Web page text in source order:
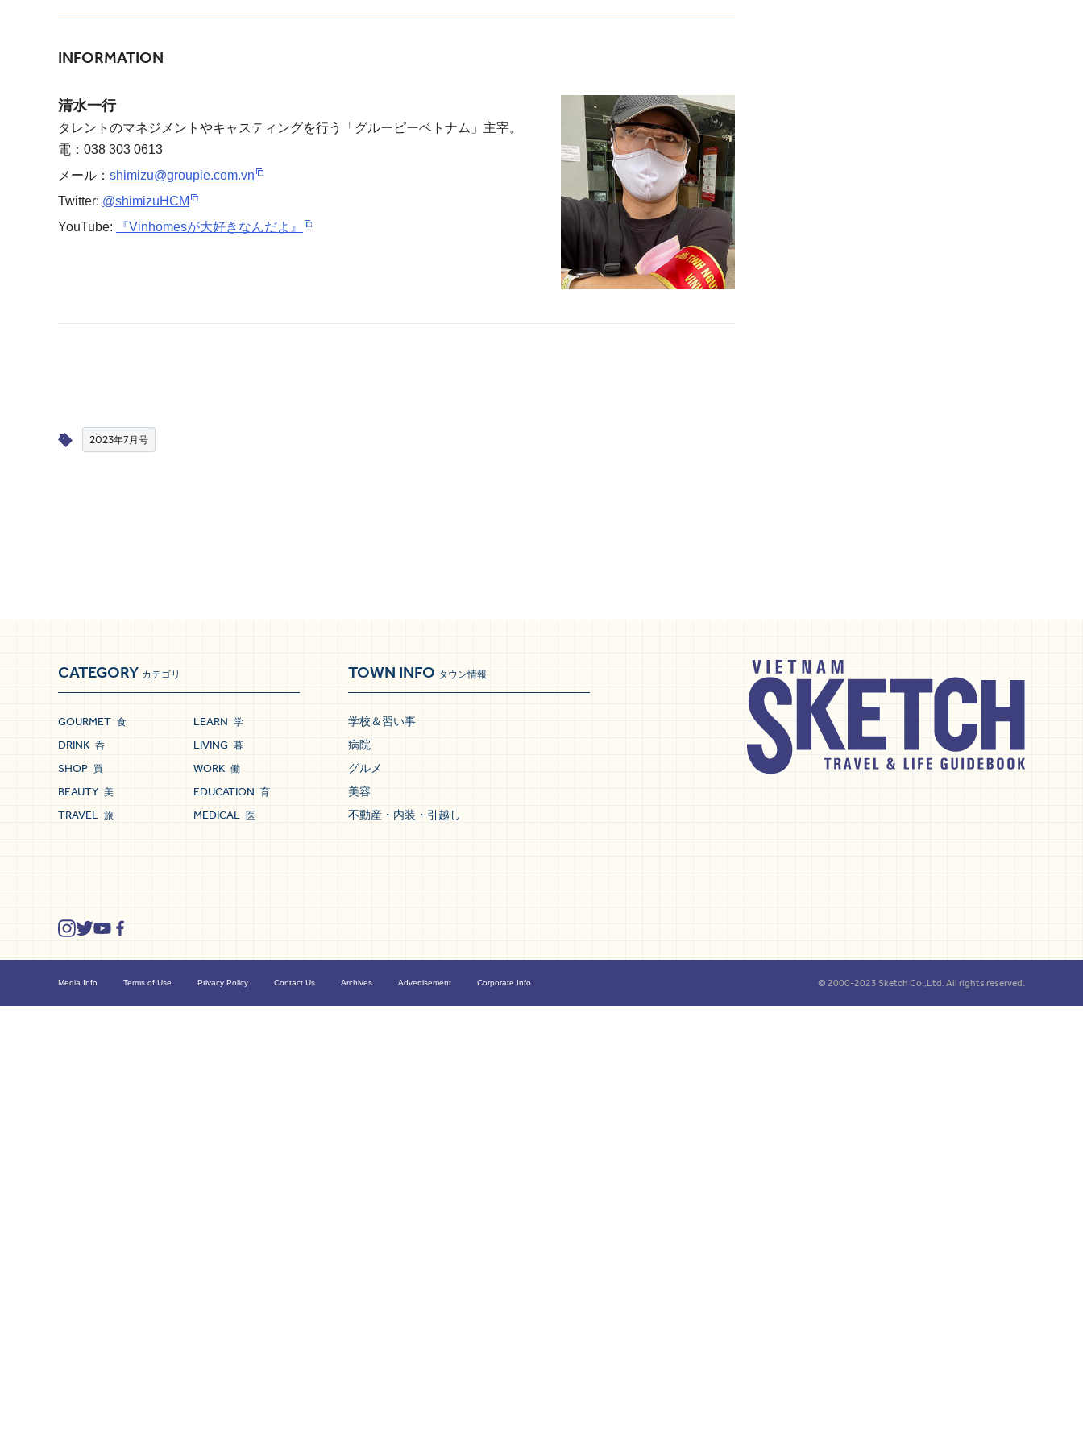
INFORMATION
清水一行
タレントのマネジメントやキャスティングを行う「グルーピーベトナム」主宰。
電：038 303 0613
メール： shimizu@groupie.com.vn
Twitter: @shimizuHCM
YouTube:
『Vinhomesが大好きなんだよ』
2023年7月号
CATEGORY カテゴリ
GOURMET 食
DRINK 呑
SHOP 買
BEAUTY 美
TRAVEL 旅
LEARN 学
LIVING 暮
WORK 働
EDUCATION 育
MEDICAL 医
TOWN INFO タウン情報
学校＆習い事
病院
グルメ
美容
不動産・内装・引越し
Media Info Terms of Use Privacy Policy Contact Us Archives Advertisement Corporate Info © 2000-2023 Sketch Co.,Ltd. All rights reserved.